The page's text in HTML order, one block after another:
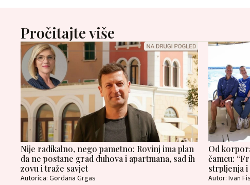
Pročitajte više
Nije radikalno, nego pametno: Rovinj ima plan
da ne postane grad duhova i apartmana, sad ih
zovu i traže savjet
Autorica: Gordana Grgas
Od
čamcu:
strpljenja i
Autor: Ivan